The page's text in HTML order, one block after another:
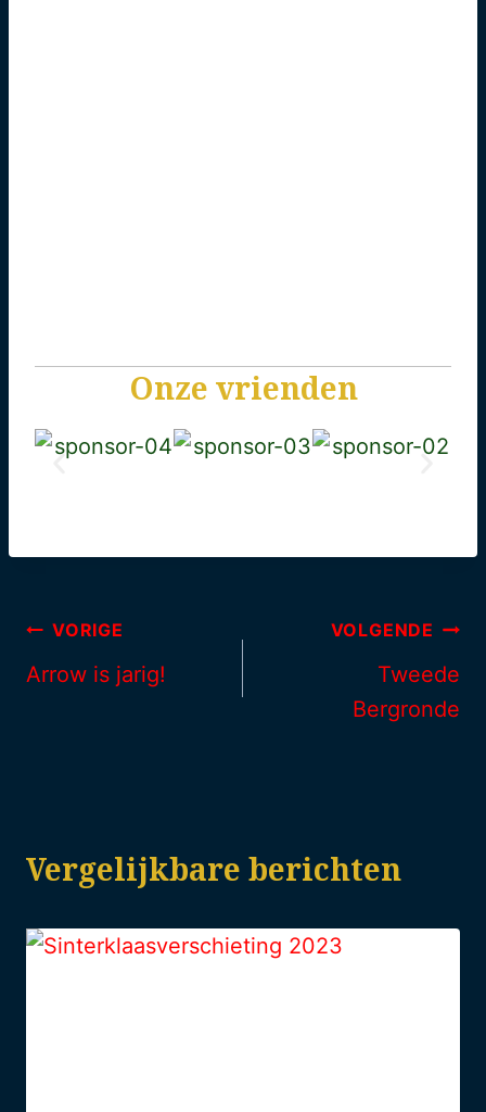
Onze vrienden
VORIGE
Arrow is jarig!
VOLGENDE
Tweede
Bergronde
Vergelijkbare berichten